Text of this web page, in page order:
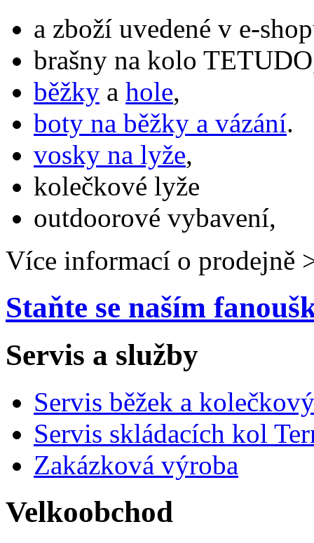
a zboží uvedené v e-
brašny na kolo
běžky a hole,
boty na běžky a vázání.
vosky na lyže,
kolečkové lyže
outdoorové vybavení,
Více informací o prodejně
Staňte se naším
Servis a služby
Servis běžek a
Servis skládacích kol
Zakázková výroba
Velkoobchod